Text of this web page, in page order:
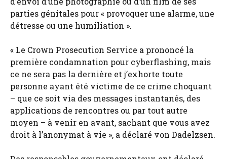
parties génitales pour « provoquer une alarme, une
détresse ou une humiliation ».
« Le Crown Prosecution Service a prononcé la
première condamnation pour cyberflashing, mais
ce ne sera pas la dernière et j’exhorte toute
personne ayant été victime de ce crime choquant
– que ce soit via des messages instantanés, des
applications de rencontres ou par tout autre
moyen – à venir en avant, sachant que vous avez
droit à l’anonymat à vie », a déclaré von Dadelzsen.